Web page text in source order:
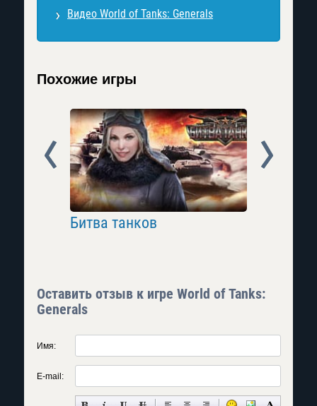
Видео World of Tanks: Generals
Похожие игры
Битва танков
Prev
Оставить отзыв к игре World of Tanks:
Generals
Имя:
E-mail: